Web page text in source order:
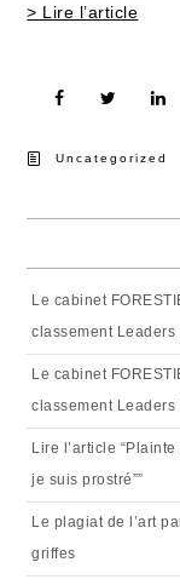
> Lire l’article
Uncategorized
Le cabinet
classement Leaders
Le cabinet
classement
Lire l’article
je suis prostré””
Le plagiat de l’art
griffes